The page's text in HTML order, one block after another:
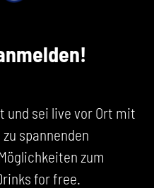
und sei live vor Ort mit
spannenden
zum
for free.